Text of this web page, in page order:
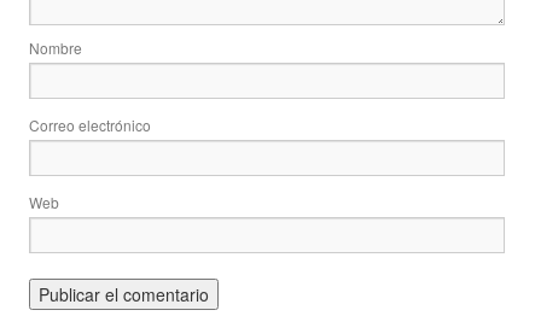
Nombre
Correo electrónico
Web